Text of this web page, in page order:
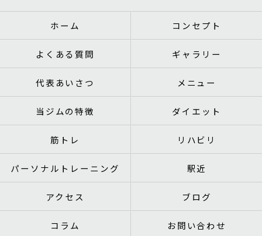
ホーム コンセプト
よくある質問 ギャラリー
代表あいさつ メニュー
当ジムの特徴 ダイエット
筋トレ リハビリ
パーソナルトレーニング 駅近
アクセス ブログ
コラム お問い合わせ